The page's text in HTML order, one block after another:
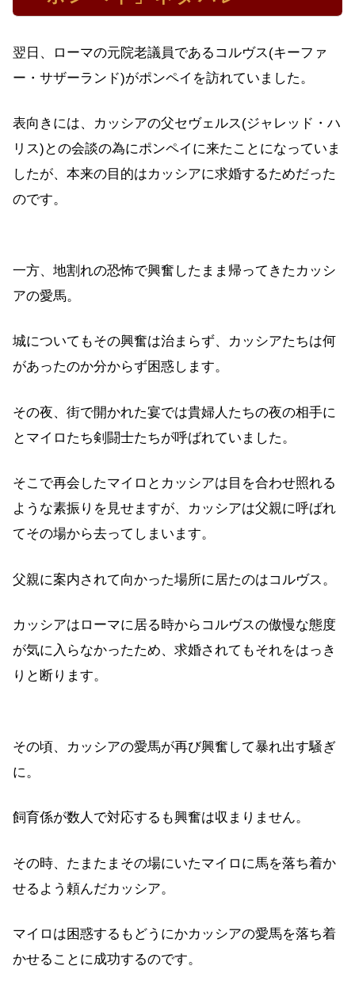
翌日、ローマの元院老議員であるコルヴス(キーファ
ー・サザーランド)がポンペイを訪れていました。
表向きには、カッシアの父セヴェルス(ジャレッド・ハ
リス)との会談の為にポンペイに来たことになっていま
したが、本来の目的はカッシアに求婚するためだった
のです。
一方、地割れの恐怖で興奮したまま帰ってきたカッシ
アの愛馬。
城についてもその興奮は治まらず、カッシアたちは何
があったのか分からず困惑します。
その夜、街で開かれた宴では貴婦人たちの夜の相手に
とマイロたち剣闘士たちが呼ばれていました。
そこで再会したマイロとカッシアは目を合わせ照れる
ような素振りを見せますが、カッシアは父親に呼ばれ
てその場から去ってしまいます。
父親に案内されて向かった場所に居たのはコルヴス。
カッシアはローマに居る時からコルヴスの傲慢な態度
が気に入らなかったため、求婚されてもそれをはっき
りと断ります。
その頃、カッシアの愛馬が再び興奮して暴れ出す騒ぎ
に。
飼育係が数人で対応するも興奮は収まりません。
その時、たまたまその場にいたマイロに馬を落ち着か
せるよう頼んだカッシア。
マイロは困惑するもどうにかカッシアの愛馬を落ち着
かせることに成功するのです。